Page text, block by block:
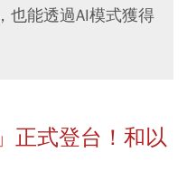
也能透過AI模式獲得
正式登台！和以